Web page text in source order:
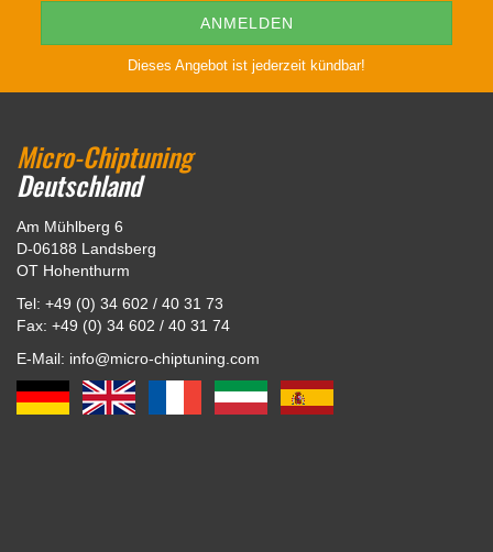
Dieses Angebot ist jederzeit kündbar!
Micro-Chiptuning
Deutschland
Am Mühlberg 6
D-06188 Landsberg
OT Hohenthurm
Tel: +49 (0) 34 602 / 40 31 73
Fax: +49 (0) 34 602 / 40 31 74
E-Mail: info@micro-chiptuning.com